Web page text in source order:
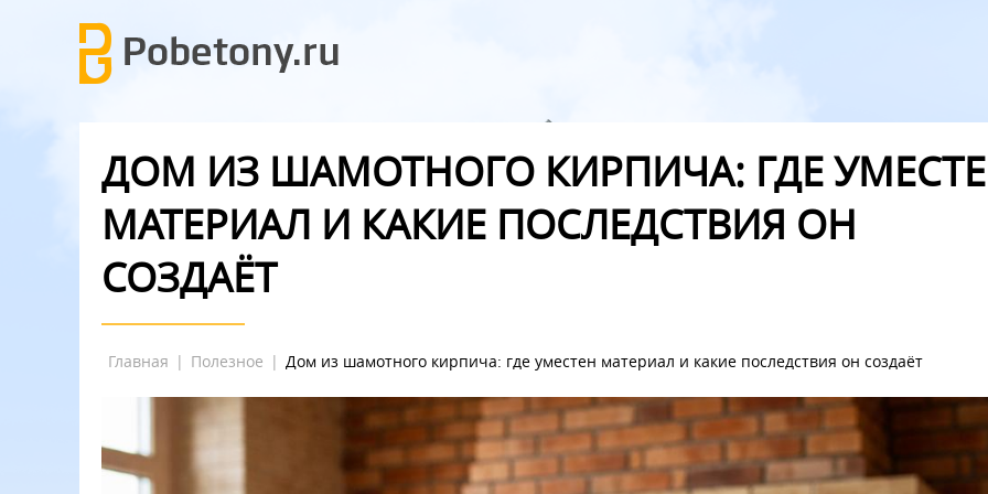
ДОМ ИЗ ШАМОТНОГО КИРПИЧА: ГДЕ
МАТЕРИАЛ И КАКИЕ ПОСЛЕДСТВИЯ ОН
СОЗДАЁТ
Главная | Полезное | Дом из шамотного кирпича: где уместен материал и какие последствия он создаёт